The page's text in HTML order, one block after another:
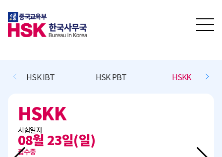
BCT L/R/(W) BCT Speaking
BCT L/R/(W)
시험일자
11월 15일(일)
접수예정